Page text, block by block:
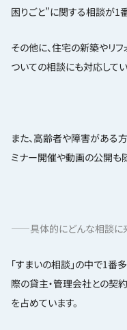
困りごと”に関する相談が1
その他に、住宅の新築やリ
ついての相談にも対応してい
また、高齢者や障害がある
ミナー開催や動画の公開も
——具体的にどんな相談に
「すまいの相談」の中で1番
際の貸主・管理会社との契
を占めています。